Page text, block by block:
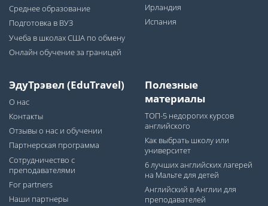
Среднее образование
Подготовка в ВУЗ
Учеба в школах США по обмену
Онлайн обучение за границей
Ирландия
Испания
ЭдуТрэвел (EduTravel)
О нас
Контакты
Отзывы о нас и обучении
Партнерская программа
Сотрудничество с
преподавателями
For partners
Наши партнеры
Полезные
материалы
ТОП-5 недорогих курсов
английского
Как выбрать школу или
университет
6 лучших английских лагерей
на Мальте для детей
Английский в Англии для
преподавателей